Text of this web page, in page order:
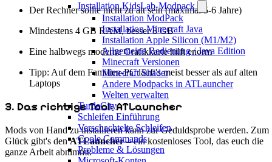
Installation KidsLab-Modpack
Installation ModPack
Installation Minecraft Java
Installation Apple Silicon (M1/M2)
Allgemeine Bedienung / Java Edition
Minecraft Versionen
Minecraft Shader
Andere Modpacks in ATLauncher
Welten verwalten
TurtleCity
Schleifen Einführung
Verschachtelte Schleifen
Coole Commands
Probleme & Lösungen
Der Rechner sollte nicht zu alt sein (maximal 5-6 Jahre)
Mindestens 4 GB RAM, besser 8 GB
Eine halbwegs moderne Grafikkarte hilft enorm
Tipp: Auf dem Familien-PC läuft's meist besser als auf alten
Laptops
3. Das richtige Tool: ATLauncher
Mods von Hand zu installieren kann zur Geduldsprobe werden. Zum
Glück gibt's denATLauncher– ein kostenloses Tool, das euch die
ganze Arbeit abnimmt: